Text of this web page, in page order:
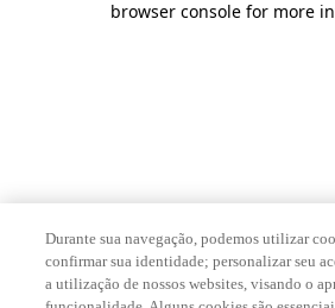
browser console for more
Durante sua navegação, podemos utilizar
confirmar sua identidade; personalizar seu
a utilização de nossos websites, visando o